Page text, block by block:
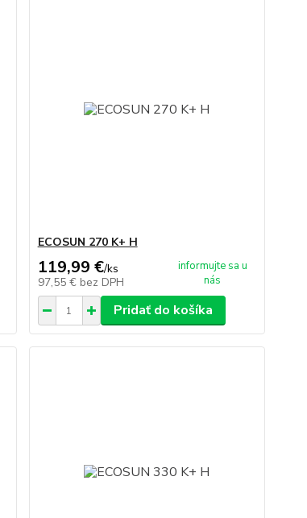
ECOSUN 270 K+ H
119,99 €/ks
97,55 € bez DPH
informujte sa u
nás
Pridať do košíka